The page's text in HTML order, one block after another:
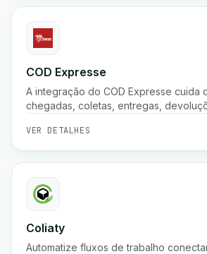
COD Expresse
A integração do COD Expresse cuida
chegadas, coletas, entregas,
VER DETALHES
Coliaty
Automatize fluxos de trabalho